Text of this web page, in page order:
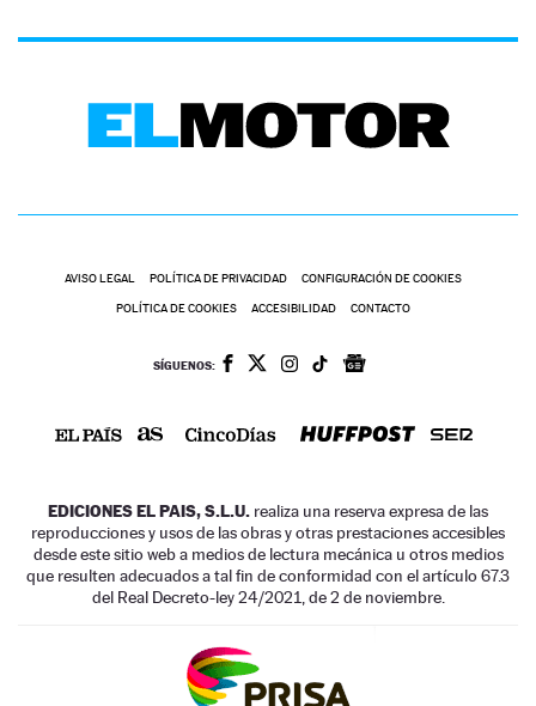
AVISO LEGAL POLÍTICA DE PRIVACIDAD CONFIGURACIÓN DE COOKIES
POLÍTICA DE COOKIES ACCESIBILIDAD CONTACTO
SÍGUENOS:
EDICIONES EL PAIS, S.L.U. realiza una reserva expresa de las
reproducciones y usos de las obras y otras prestaciones accesibles
desde este sitio web a medios de lectura mecánica u otros medios
que resulten adecuados a tal fin de conformidad con el artículo 67.3
del Real Decreto-ley 24/2021, de 2 de noviembre.